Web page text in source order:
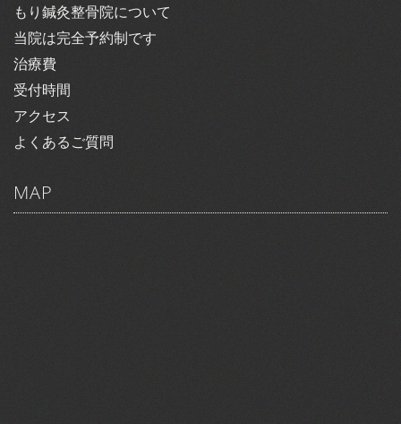
もり鍼灸整骨院について
当院は完全予約制です
治療費
受付時間
アクセス
よくあるご質問
MAP